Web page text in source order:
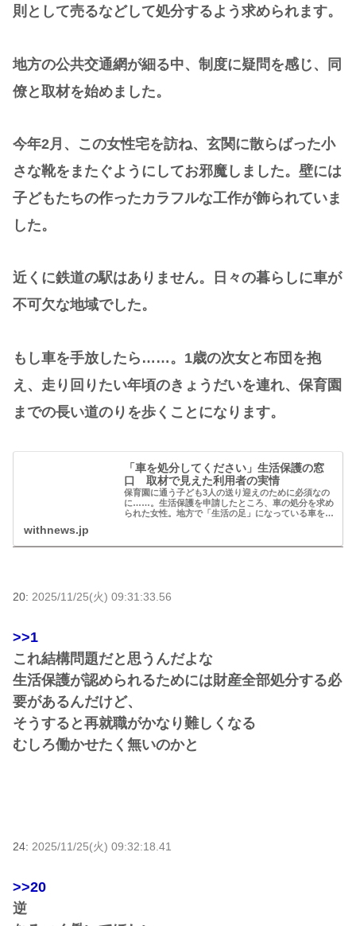
則として売るなどして処分するよう求められます。
地方の公共交通網が細る中、制度に疑問を感じ、同
僚と取材を始めました。
今年2月、この女性宅を訪ね、玄関に散らばった小
さな靴をまたぐようにしてお邪魔しました。壁には
子どもたちの作ったカラフルな工作が飾られていま
した。
近くに鉄道の駅はありません。日々の暮らしに車が
不可欠な地域でした。
もし車を手放したら……。1歳の次女と布団を抱
え、走り回りたい年頃のきょうだいを連れ、保育園
までの長い道のりを歩くことになります。
「車を処分してください」生活保護の窓
口 取材で見えた利用者の実情
保育園に通う子ども3人の送り迎えのために必須なの
に……。生活保護を申請したところ、車の処分を求め
られた女性。地方で「生活の足」になっている車を処
withnews.jp
20: 2025/11/25(火) 09:31:33.56
>>1
これ結構問題だと思うんだよな
生活保護が認められるためには財産全部処分する必
要があるんだけど、
そうすると再就職がかなり難しくなる
むしろ働かせたく無いのかと
24: 2025/11/25(火) 09:32:18.41
>>20
逆